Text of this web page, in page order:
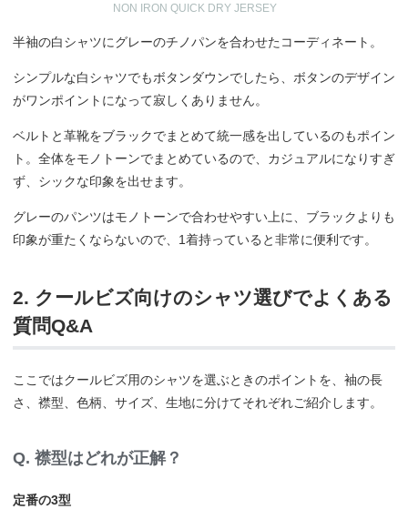
NON IRON QUICK DRY JERSEY
半袖の白シャツにグレーのチノパンを合わせたコーディネート。
シンプルな白シャツでもボタンダウンでしたら、ボタンのデザイン
がワンポイントになって寂しくありません。
ベルトと革靴をブラックでまとめて統一感を出しているのもポイン
ト。全体をモノトーンでまとめているので、カジュアルになりすぎ
ず、シックな印象を出せます。
グレーのパンツはモノトーンで合わせやすい上に、ブラックよりも
印象が重たくならないので、1着持っていると非常に便利です。
2. クールビズ向けのシャツ選びでよくある
質問Q&A
ここではクールビズ用のシャツを選ぶときのポイントを、袖の長
さ、襟型、色柄、サイズ、生地に分けてそれぞれご紹介します。
Q. 襟型はどれが正解？
定番の3型